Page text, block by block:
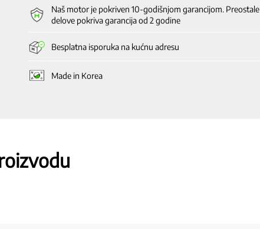
izlaz
puple
Naš motor je pokriven 10-godišnjom garancijom. Preostale
delove pokriva garancija od 2 godine
Besplatna isporuka na kućnu adresu
Made in Korea